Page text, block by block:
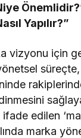
Yapılır?”
vizyonu için
süreçte,
edilen
marka